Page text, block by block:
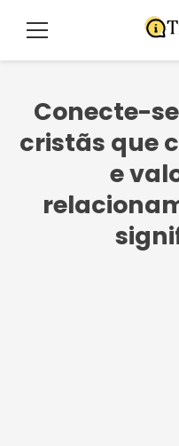
paraMenu
Conecte-
cristãs que
e